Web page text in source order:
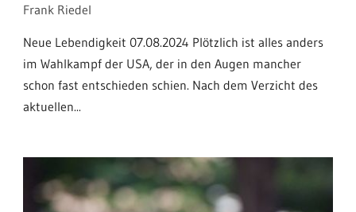
Frank Riedel
Neue Lebendigkeit 07.08.2024 Plötzlich ist alles anders
im Wahlkampf der USA, der in den Augen mancher
schon fast entschieden schien. Nach dem Verzicht des
aktuellen...